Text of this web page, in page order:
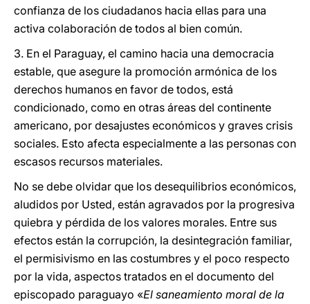
confianza de los ciudadanos hacia ellas para una
activa colaboración de todos al bien común.
3. En el Paraguay, el camino hacia una democracia
estable, que asegure la promoción armónica de los
derechos humanos en favor de todos, está
condicionado, como en otras áreas del continente
americano, por desajustes económicos y graves crisis
sociales. Esto afecta especialmente a las personas con
escasos recursos materiales.
No se debe olvidar que los desequilibrios económicos,
aludidos por Usted, están agravados por la progresiva
quiebra y pérdida de los valores morales. Entre sus
efectos están la corrupción, la desintegración familiar,
el permisivismo en las costumbres y el poco respecto
por la vida, aspectos tratados en el documento del
episcopado paraguayo «El saneamiento moral de la